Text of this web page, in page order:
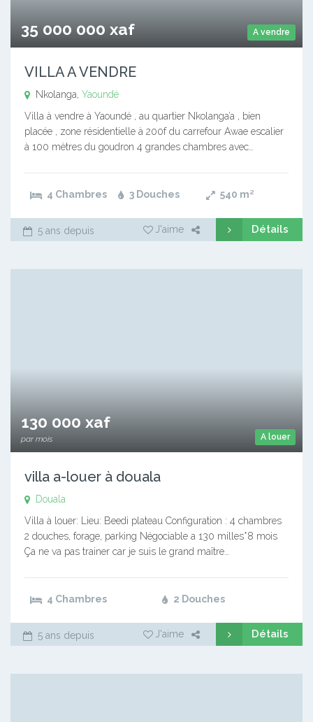
A vendre
35 000 000 xaf
VILLA A VENDRE
Nkolanga, Yaoundé
Villa à vendre à Yaoundé , au quartier Nkolanga’a , bien
placée , zone résidentielle à 200f du carrefour Awae escalier
à 100 mètres du goudron 4 grandes chambres avec…
4 Chambres 3 Douches 540 m²
5 ans depuis J'aime Détails
A louer
130 000 xaf
par mois
villa a-louer à douala
Douala
Villa à louer: Lieu: Beedi plateau Configuration : 4 chambres
2 douches, forage, parking Négociable a 130 milles*8 mois
Ça ne va pas trainer car je suis le grand maître…
4 Chambres 2 Douches
5 ans depuis J'aime Détails